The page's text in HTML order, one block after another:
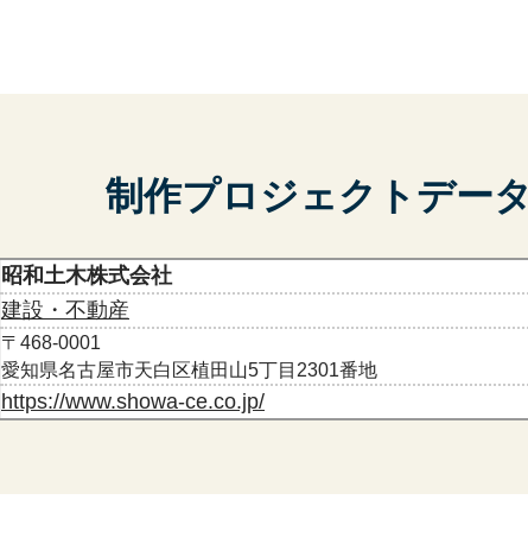
制作プロジェクトデータ
昭和土木株式会社
建設・不動産
〒468-0001
愛知県名古屋市天白区植田山5丁目2301番地
https://www.showa-ce.co.jp/